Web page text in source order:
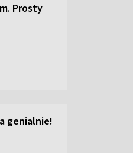
Prosty
genialnie!